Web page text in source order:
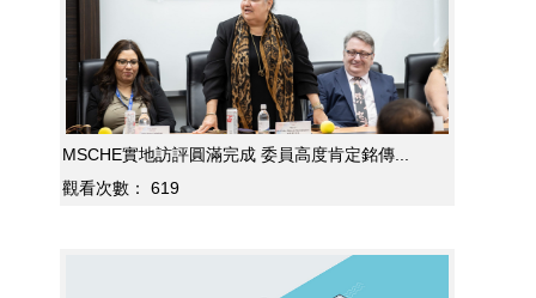
MSCHE實地訪評圓滿完成 委員高度肯定銘傳...
觀看次數：
619